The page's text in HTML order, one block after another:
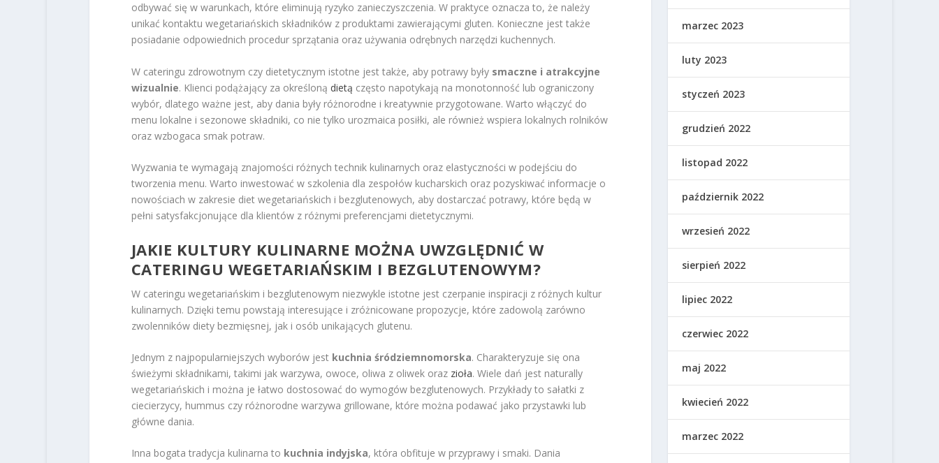
odbywać się w warunkach, które eliminują ryzyko zanieczyszczenia. W praktyce oznacza to, że należy
unikać kontaktu wegetariańskich składników z produktami zawierającymi gluten. Konieczne jest także
posiadanie odpowiednich procedur sprzątania oraz używania odrębnych narzędzi kuchennych.
W cateringu zdrowotnym czy dietetycznym istotne jest także, aby potrawy były smaczne i atrakcyjne
wizualnie. Klienci podążający za określoną dietą często napotykają na monotonność lub ograniczony
wybór, dlatego ważne jest, aby dania były różnorodne i kreatywnie przygotowane. Warto włączyć do
menu lokalne i sezonowe składniki, co nie tylko urozmaica posiłki, ale również wspiera lokalnych rolników
oraz wzbogaca smak potraw.
Wyzwania te wymagają znajomości różnych technik kulinarnych oraz elastyczności w podejściu do
tworzenia menu. Warto inwestować w szkolenia dla zespołów kucharskich oraz pozyskiwać informacje o
nowościach w zakresie diet wegetariańskich i bezglutenowych, aby dostarczać potrawy, które będą w
pełni satysfakcjonujące dla klientów z różnymi preferencjami dietetycznymi.
JAKIE KULTURY KULINARNE MOŻNA UWZGLĘDNIĆ W
CATERINGU WEGETARIAŃSKIM I BEZGLUTENOWYM?
W cateringu wegetariańskim i bezglutenowym niezwykle istotne jest czerpanie inspiracji z różnych kultur
kulinarnych. Dzięki temu powstają interesujące i zróżnicowane propozycje, które zadowolą zarówno
zwolenników diety bezmięsnej, jak i osób unikających glutenu.
Jednym z najpopularniejszych wyborów jest kuchnia śródziemnomorska. Charakteryzuje się ona
świeżymi składnikami, takimi jak warzywa, owoce, oliwa z oliwek oraz zioła. Wiele dań jest naturally
wegetariańskich i można je łatwo dostosować do wymogów bezglutenowych. Przykłady to sałatki z
ciecierzycy, hummus czy różnorodne warzywa grillowane, które można podawać jako przystawki lub
główne dania.
Inna bogata tradycja kulinarna to kuchnia indyjska, która obfituje w przyprawy i smaki. Dania
marzec 2023
luty 2023
styczeń 2023
grudzień 2022
listopad 2022
październik 2022
wrzesień 2022
sierpień 2022
lipiec 2022
czerwiec 2022
maj 2022
kwiecień 2022
marzec 2022